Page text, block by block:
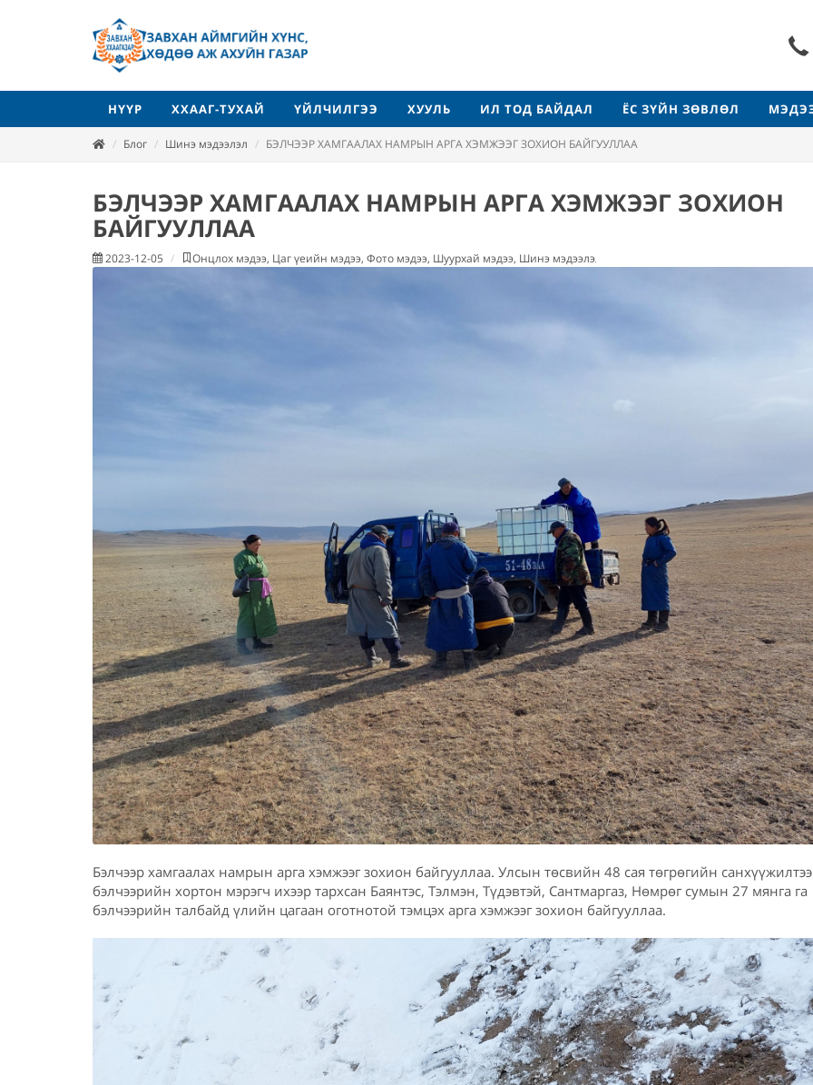
НҮҮР ХХААГ-ТУХАЙ ҮЙЛЧИЛГЭЭ ХУУЛЬ ИЛ ТОД БАЙДАЛ ЁС ЗҮЙН ЗӨВЛӨЛ
Блог Шинэ мэдээлэл БЭЛЧЭЭР ХАМГААЛАХ НАМРЫН АРГА ХЭМЖЭЭГ ЗОХИОН БАЙГУУЛЛАА
БЭЛЧЭЭР ХАМГААЛАХ НАМРЫН АРГА ХЭМЖЭЭГ ЗОХИОН
БАЙГУУЛЛАА
2023-12-05 Онцлох мэдээ, Цаг үеийн мэдээ, Фото мэдээ, Шуурхай мэдээ, Шинэ мэдээлэл
Бэлчээр хамгаалах намрын арга хэмжээг зохион байгууллаа. Улсын төсвийн 48 сая төгрөгийн
бэлчээрийн хортон мэрэгч ихээр тархсан Баянтэс, Тэлмэн, Түдэвтэй, Сантмаргаз, Нөмрөг сумын 27 мянга га
бэлчээрийн талбайд үлийн цагаан оготнотой тэмцэх арга хэмжээг зохион байгууллаа.